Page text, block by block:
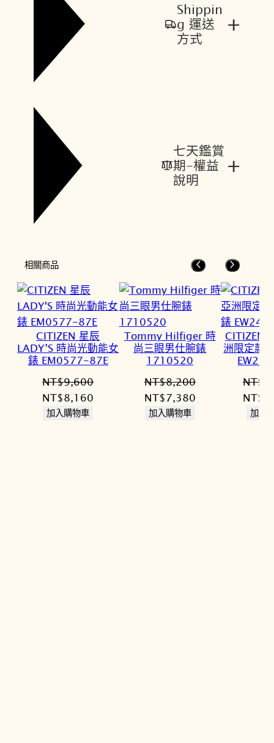
Shippin
g 運送
方式
+
七天鑑賞
期-權益
說明
+
相關商品
CITIZEN 星辰
LADY’S 時尚光動能女
錶 EM0577-87E
NT$9,600
原
始
NT$8,160
加入購物車
Tommy Hilfiger 時
尚三眼男仕腕錶
1710520
NT$8,200
原
始
NT$7,380目
加入購物車
CITIZEN
洲限定款
NT$
原
始
NT$
加入